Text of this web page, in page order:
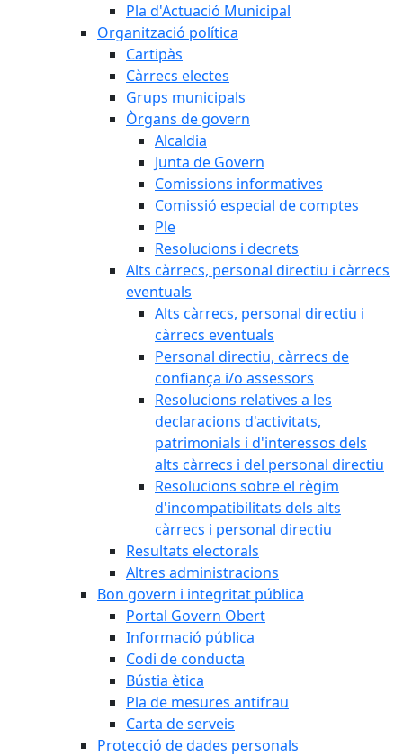
Pla d'Actuació Municipal
Organització política
Cartipàs
Càrrecs electes
Grups municipals
Òrgans de govern
Alcaldia
Junta de Govern
Comissions informatives
Comissió especial de comptes
Ple
Resolucions i decrets
Alts càrrecs, personal directiu i càrrecs
eventuals
Alts càrrecs, personal directiu i
càrrecs eventuals
Personal directiu, càrrecs de
confiança i/o assessors
Resolucions relatives a les
declaracions d'activitats,
patrimonials i d'interessos dels
alts càrrecs i del personal directiu
Resolucions sobre el règim
d'incompatibilitats dels alts
càrrecs i personal directiu
Resultats electorals
Altres administracions
Bon govern i integritat pública
Portal Govern Obert
Informació pública
Codi de conducta
Bústia ètica
Pla de mesures antifrau
Carta de serveis
Protecció de dades personals